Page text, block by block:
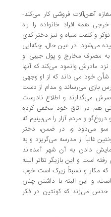
فروشی کار می‌کند-
افراد خانواده را راه
سیاه و نیز دختر کدی
در عین حال، ‌چکه‌ایی
مخارج و پول جیبی او
وانمود می‌کند که آنها
می داند که از او وجهی
می‌رساند و مدام از دست
و اطلاع نادرست
اتاق خود مخفی کرده
مردم آزار را می‌بینیم که
و،‌ در ضمن،‌ دختر
از مدرسه می‌گریزد و به
به آن شهر آمده‌اند
این بازیگر تئاتر البته
و نسبتاً زیرک است خوب
البته با داشتن چنان
که کونتین در فکر